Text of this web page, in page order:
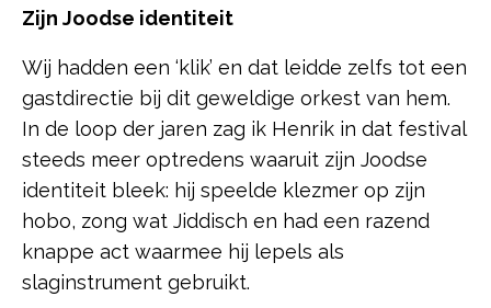
Zijn Joodse identiteit
Wij hadden een ‘klik’ en dat leidde zelfs tot een
gastdirectie bij dit geweldige orkest van hem.
In de loop der jaren zag ik Henrik in dat festival
steeds meer optredens waaruit zijn Joodse
identiteit bleek: hij speelde klezmer op zijn
hobo, zong wat Jiddisch en had een razend
knappe act waarmee hij lepels als
slaginstrument gebruikt.